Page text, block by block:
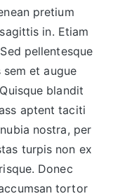
pretium
in. Etiam
pellentesque
et augue
blandit
aptent taciti
nostra, per
turpis non ex
Donec
tortor